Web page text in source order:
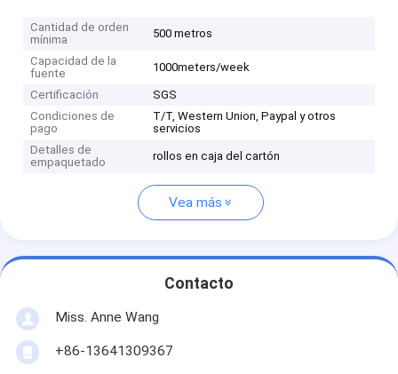
Cantidad de orden
mínima
500 metros
Capacidad de la
fuente
1000meters/week
Certificación
SGS
Condiciones de
pago
T/T, Western Union, Paypal y otros
servicios
Detalles de
empaquetado
rollos en caja del cartón
Vea más
Contacto
Miss. Anne Wang
+86-13641309367